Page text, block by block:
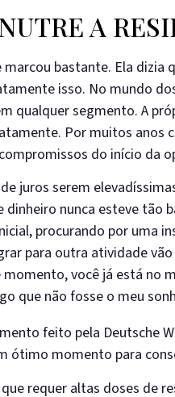
A
bastante. Ela
isso. No mundo
qualquer segmento. A
Por muitos anos
do início da
juros serem
nunca esteve tão
procurando por uma
para outra atividade
você já está no
que não fosse o meu
feito pela Deutsche
ótimo momento para
requer altas doses de